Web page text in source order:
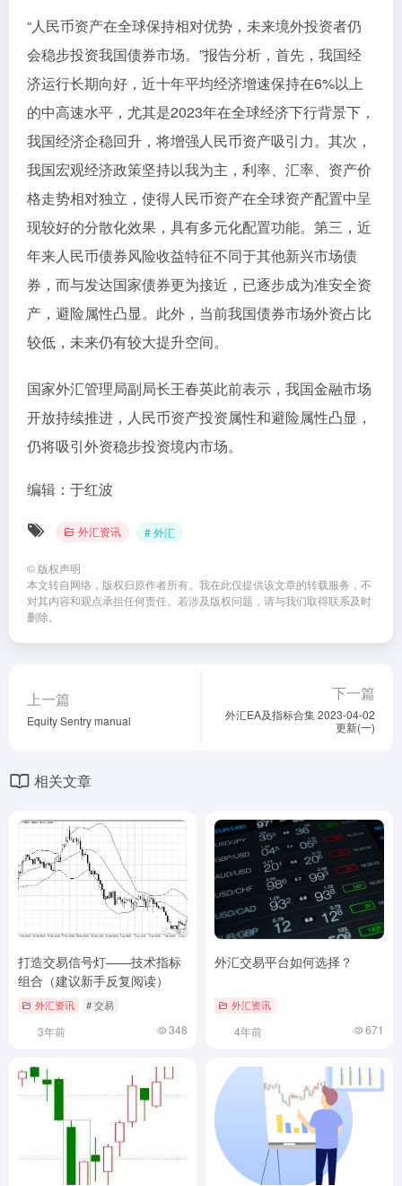
“人民币资产在全球保持相对优势，未来境外投资者仍
会稳步投资我国债券市场。”报告分析，首先，我国经
济运行长期向好，近十年平均经济增速保持在6%以上
的中高速水平，尤其是2023年在全球经济下行背景下，
我国经济企稳回升，将增强人民币资产吸引力。其次，
我国宏观经济政策坚持以我为主，利率、汇率、资产价
格走势相对独立，使得人民币资产在全球资产配置中呈
现较好的分散化效果，具有多元化配置功能。第三，近
年来人民币债券风险收益特征不同于其他新兴市场债
券，而与发达国家债券更为接近，已逐步成为准安全资
产，避险属性凸显。此外，当前我国债券市场外资占比
较低，未来仍有较大提升空间。
国家外汇管理局副局长王春英此前表示，我国金融市场
开放持续推进，人民币资产投资属性和避险属性凸显，
仍将吸引外资稳步投资境内市场。
编辑：于红波
外汇资讯 # 外汇
© 版权声明
本文转自网络，版权归原作者所有。我在此仅提供该文章的转载服务，不
对其内容和观点承担任何责任。若涉及版权问题，请与我们取得联系及时
删除。
上一篇
Equity Sentry manual
下一篇
外汇EA及指标合集 2023-04-02
更新(一)
相关文章
打造交易信号灯——技术指标
组合（建议新手反复阅读）
外汇资讯 # 交易
3年前 348
外汇交易平台如何选择？
外汇资讯
4年前 671